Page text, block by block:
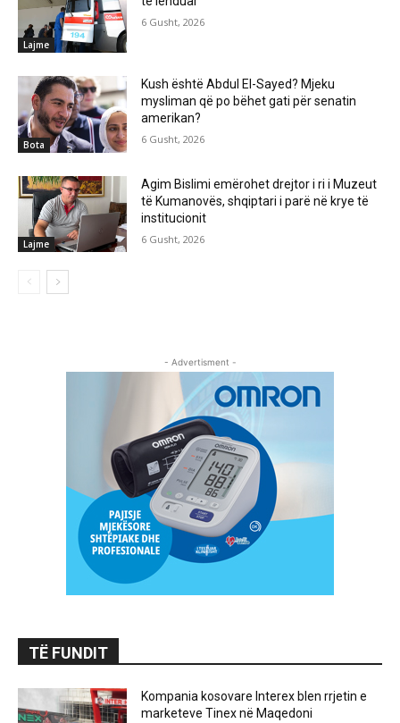
Lajme
6 Gusht, 2026
Bota
Kush është Abdul El-Sayed? Mjeku
mysliman që po bëhet gati për senatin
amerikan?
6 Gusht, 2026
Lajme
Agim Bislimi emërohet drejtor i ri i Muzeut
të Kumanovës, shqiptari i parë në krye të
institucionit
6 Gusht, 2026
- Advertisment -
TË FUNDIT
Kompania kosovare Interex blen rrjetin e
marketeve Tinex në Maqedoni